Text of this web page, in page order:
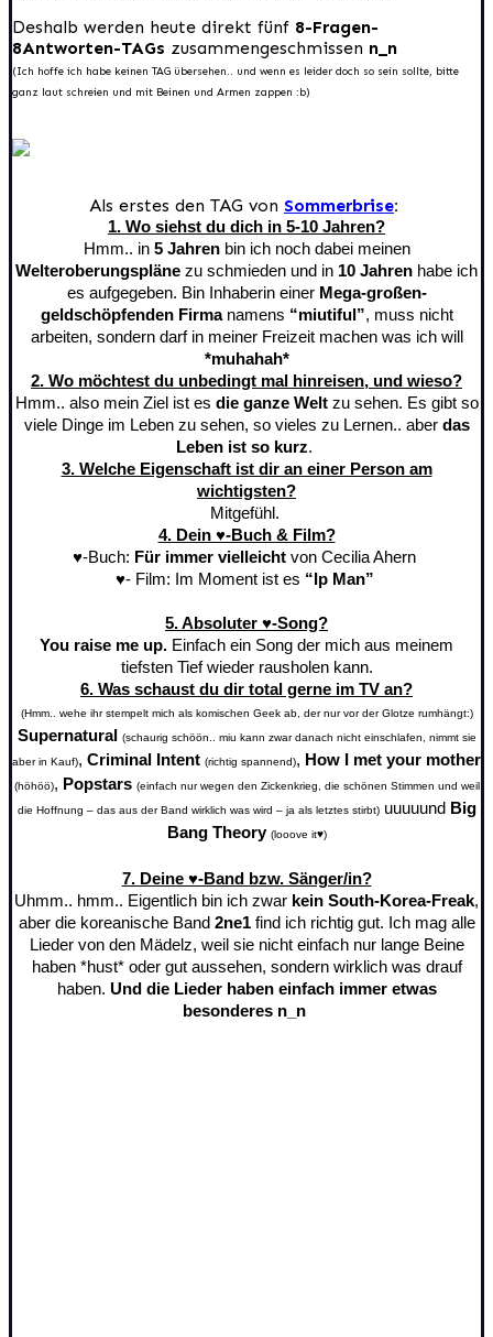
Deshalb werden heute direkt fünf 8-Fragen-
8Antworten-TAGs zusammengeschmissen n_n
(Ich hoffe ich habe keinen TAG übersehen.. und wenn es leider doch so sein sollte, bitte
ganz laut schreien und mit Beinen und Armen zappen :b)
Als erstes den TAG von Sommerbrise:
1. Wo siehst du dich in 5-10 Jahren?
Hmm.. in 5 Jahrenbin ich noch dabei meinen
Welteroberungspläne zu schmieden und in 10 Jahren habe ich
es aufgegeben. Bin Inhaberin einer Mega-großen-
geldschöpfenden Firmanamens “miutiful”, muss nicht
arbeiten, sondern darf in meiner Freizeit machen was ich will
*muhahah*
2. Wo möchtest du unbedingt mal hinreisen, und wieso?
Hmm.. also mein Ziel ist es die ganze Welt zu sehen. Es gibt so
viele Dinge im Leben zu sehen, so vieles zu Lernen.. aber das
Leben ist so kurz.
3. Welche Eigenschaft ist dir an einer Person am
wichtigsten?
Mitgefühl.
4. Dein ♥-Buch & Film?
♥-Buch: Für immer vielleicht von Cecilia Ahern
♥- Film: Im Moment ist es “Ip Man”
5. Absoluter ♥-Song?
You raise me up. Einfach ein Song der mich aus meinem
tiefsten Tief wieder rausholen kann.
6. Was schaust du dir total gerne im TV an?
(Hmm.. wehe ihr stempelt mich als komischen Geek ab, der nur vor der Glotze rumhängt:)
Supernatural (schaurig schöön.. miu kann zwar danach nicht einschlafen, nimmt sie
aber in Kauf), Criminal Intent (richtig spannend), How I met your mother
(höhöö), Popstars (einfach nur wegen den Zickenkrieg, die schönen Stimmen und weil
die Hoffnung – das aus der Band wirklich was wird – ja als letztes stirbt)uuuuund Big
Bang Theory (looove it♥)
7. Deine ♥-Band bzw. Sänger/in?
Uhmm.. hmm.. Eigentlich bin ich zwar kein South-Korea-Freak,
aber die koreanische Band 2ne1 find ich richtig gut. Ich mag alle
Lieder von den Mädelz, weil sie nicht einfach nur lange Beine
haben *hust* oder gut aussehen, sondern wirklich was drauf
haben. Und die Lieder haben einfach immer etwas
besonderes n_n